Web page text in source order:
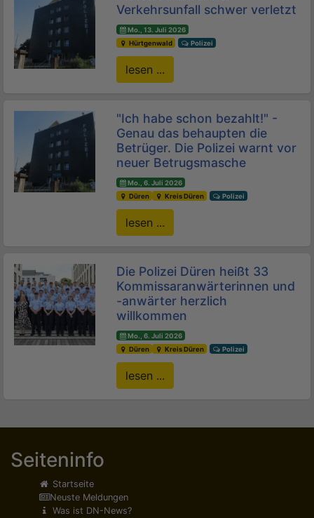
Verkehrsunfall schwer verletzt
Mo., 13. Juli 2026
Hürtgenwald
Polizei
lesen ...
"Ich habe schon bezahlt!" -
Genau das behaupten die
Betrüger. Die Polizei warnt vor
neuer Betrugsmasche
Mo., 6. Juli 2026
Düren
Kreis Düren Polizei
lesen ...
Die Polizei Düren heißt 33
Kommissaranwärterinnen und
-anwärter herzlich
willkommen
Mo., 6. Juli 2026
Düren
Kreis Düren Polizei
lesen ...
Seiteninfo
Startseite
Neuste Meldungen
Was ist DN-News?